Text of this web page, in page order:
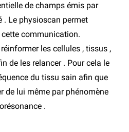
de champs émis par
. Le physioscan permet
cette communication.
les cellules , tissus ,
de les relancer . Pour cela le
du tissu sain afin que
de lui même par phénomène
.